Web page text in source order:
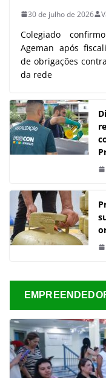
30 de julho de 2026
Colegiado
Ageman após
de obrigações
da rede